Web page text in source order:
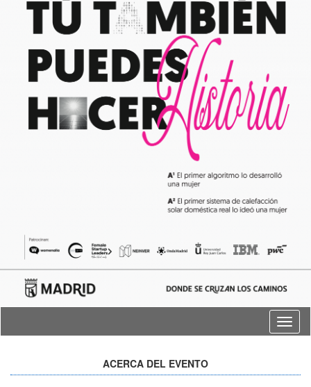
Idioma
ACERCA DEL EVENTO